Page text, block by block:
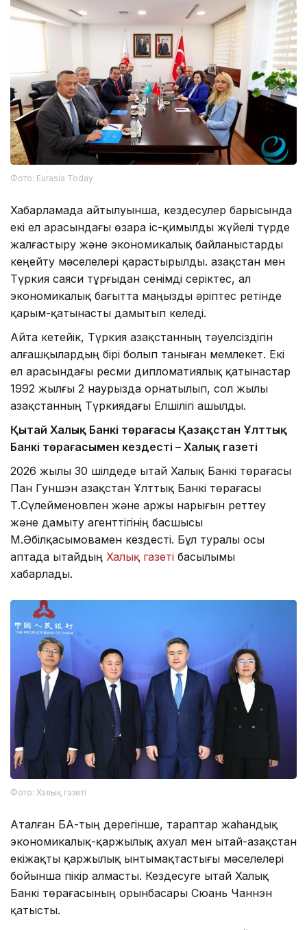
Фото: Eurasia Today
Хабарламада айтылуынша, кездесулер барысында
екі ел арасындағы өзара іс-қимылды жүйелі түрде
жалғастыру және экономикалық байланыстарды
кеңейту мәселелері қарастырылды. Қазақстан мен
Түркия саяси тұрғыдан сенімді серіктес, ал
экономикалық бағытта маңызды әріптес ретінде
қарым-қатынасты дамытып келеді.
Айта кетейік, Түркия Қазақстанның тәуелсіздігін
алғашқылардың бірі болып таныған мемлекет. Екі
ел арасындағы ресми дипломатиялық қатынастар
1992 жылғы 2 наурызда орнатылып, сол жылы
Қазақстанның Түркиядағы Елшілігі ашылды.
Қытай Халық Банкі төрағасы Қазақстан Ұлттық
Банкі төрағасымен кездесті – Халық газеті
2026 жылы 30 шілдеде Қытай Халық Банкі төрағасы
Пан Гуншэн Қазақстан Ұлттық Банкі төрағасы
Т.Сүлейменовпен және Қаржы нарығын реттеу
және дамыту агенттігінің басшысы
М.Әбілқасымовамен кездесті. Бұл туралы осы
аптада Қытайдың Халық газеті басылымы
хабарлады.
Фото: Халық газеті
Аталған БАҚ-тың дерегінше, тараптар жаһандық
экономикалық-қаржылық ахуал мен Қытай-Қазақстан
екіжақты қаржылық ынтымақтастығы мәселелері
бойынша пікір алмасты. Кездесуге Қытай Халық
Банкі төрағасының орынбасары Сюань Чаннэн
қатысты.